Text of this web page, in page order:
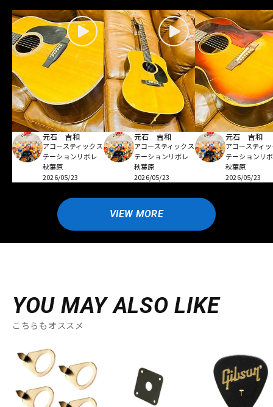
元石 吉和
アコースティックス
テーションリボレ
秋葉原
2026/05/23
元石 吉和
アコースティックス
テーションリボレ
秋葉原
2026/05/23
元石 吉和
アコースティ
テーションリ
秋葉原
2026/05/23
VIEW MORE
YOU MAY ALSO LIKE
こちらもオススメ